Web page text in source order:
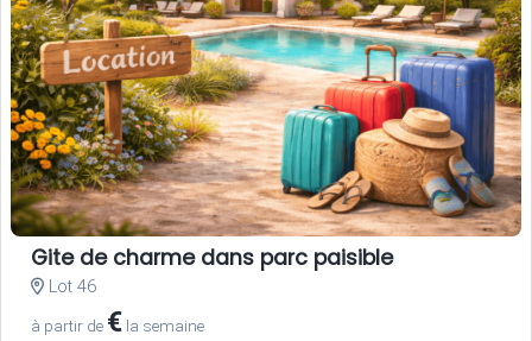
Gite de charme dans parc paisible
Lot 46
à partir de € la semaine